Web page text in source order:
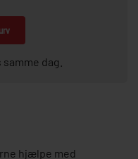
dag.
hjælpe med